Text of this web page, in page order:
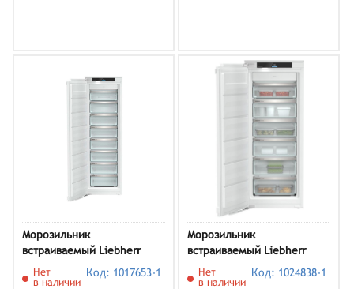
Морозильник
встраиваемый Liebherr
SIFNe 5178, белый
Нет
в наличии
Код: 1017653-1
Морозильник
встраиваемый Liebherr
SIFNdi 4556, белый
Нет
в наличии
Код: 1024838-1